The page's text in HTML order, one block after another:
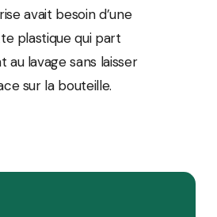
avait besoin d’une
plastique qui part
au lavage sans laisser
sur la bouteille.